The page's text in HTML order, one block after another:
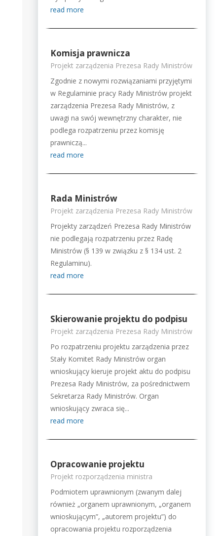
read more
Komisja prawnicza
Projekt zarządzenia Prezesa Rady Ministrów
Zgodnie z nowymi rozwiązaniami przyjętymi
w Regulaminie pracy Rady Ministrów projekt
zarządzenia Prezesa Rady Ministrów, z
uwagi na swój wewnętrzny charakter, nie
podlega rozpatrzeniu przez komisję
prawniczą...
read more
Rada Ministrów
Projekt zarządzenia Prezesa Rady Ministrów
Projekty zarządzeń Prezesa Rady Ministrów
nie podlegają rozpatrzeniu przez Radę
Ministrów (§ 139 w związku z § 134 ust. 2
Regulaminu).
read more
Skierowanie projektu do podpisu
Projekt zarządzenia Prezesa Rady Ministrów
Po rozpatrzeniu projektu zarządzenia przez
Stały Komitet Rady Ministrów organ
wnioskujący kieruje projekt aktu do podpisu
Prezesa Rady Ministrów, za pośrednictwem
Sekretarza Rady Ministrów. Organ
wnioskujący zwraca się...
read more
Opracowanie projektu
Projekt rozporządzenia ministra
Podmiotem uprawnionym (zwanym dalej
również „organem uprawnionym, „organem
wnioskującym”, „autorem projektu”) do
opracowania projektu rozporządzenia